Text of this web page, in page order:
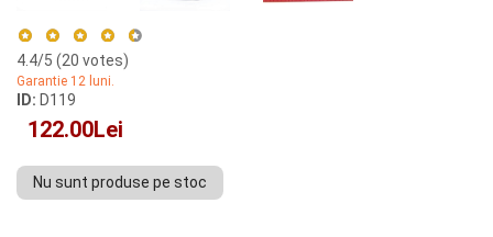
4.4/5 (20 votes)
Garantie 12 luni.
ID: D119
122.00Lei
Nu sunt produse pe stoc